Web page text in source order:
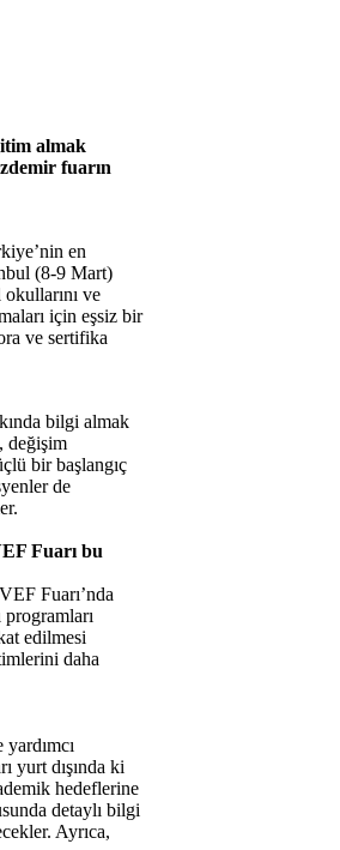
almak
fuarın
en
(8-9 Mart)
ve
için eşsiz bir
ve sertifika
bilgi almak
değişim
bir başlangıç
de
Fuarı bu
Fuarı’nda
edilmesi
daha
yurt dışında ki
hedeflerine
detaylı bilgi
Ayrıca,